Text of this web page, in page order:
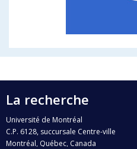
La recherche
Université de Montréal
C.P. 6128, succursale Centre-ville
Montréal, Québec, Canada